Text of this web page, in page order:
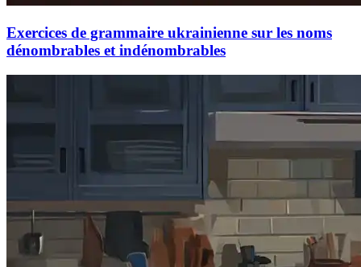
Exercices de grammaire ukrainienne sur les noms
dénombrables et indénombrables